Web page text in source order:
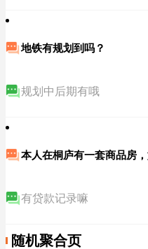
地铁有规划到吗？
规划中后期有哦
本人在桐庐有一套商品房
有贷款记录嘛
随机聚合页